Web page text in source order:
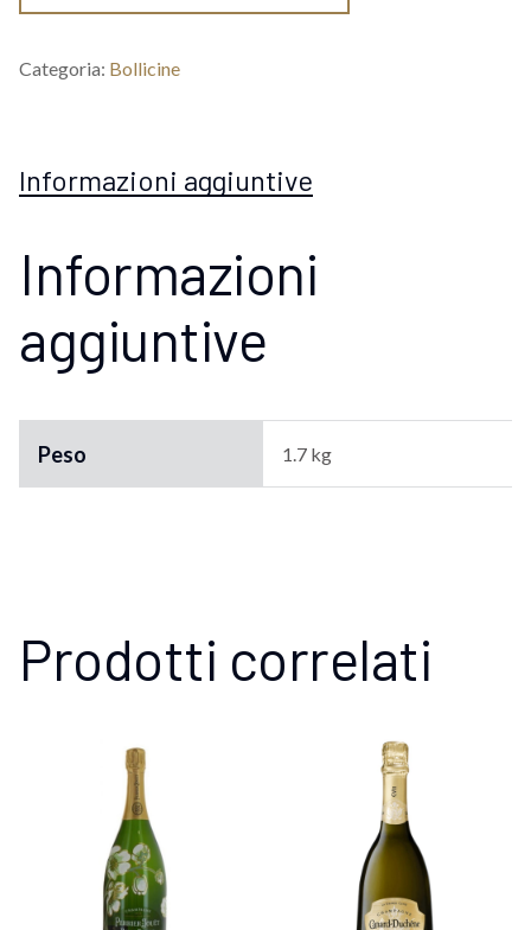
Categoria: Bollicine
Informazioni aggiuntive
Informazioni
aggiuntive
Peso 1.7 kg
Prodotti correlati